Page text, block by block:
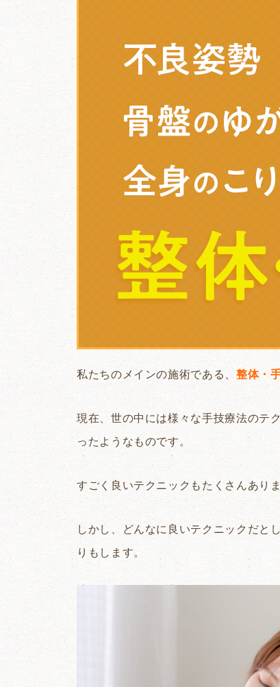
私たちのメインの施術である、 整体・
現在、世の中には様々な手技療法のテ
ったようなものです。
すごく良いテクニックもたくさんあり
しかし、どんなに良いテクニックだと
りもします。